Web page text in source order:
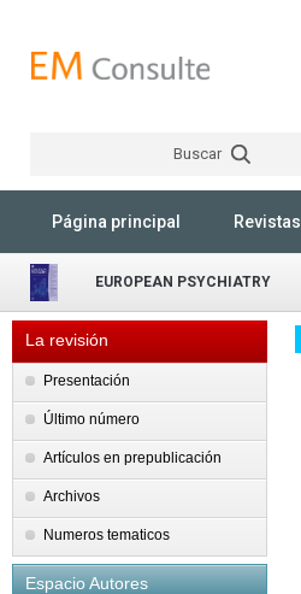
Buscar
Página principal Revistas
EUROPEAN PSYCHIATRY
La revisión
Presentación
Último número
Artículos en prepublicación
Archivos
Numeros tematicos
Espacio Autores